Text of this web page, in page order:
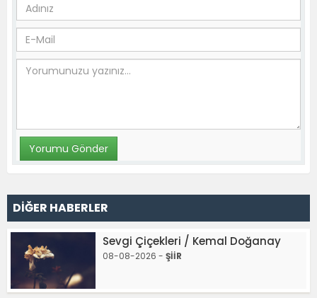
DİĞER HABERLER
Sevgi Çiçekleri / Kemal Doğanay
08-08-2026 - ŞİİR